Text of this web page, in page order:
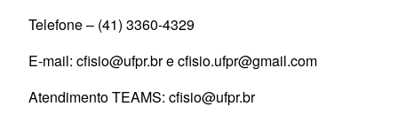
Telefone – (41) 3360-4329
E-mail: cfisio@ufpr.br e cfisio.ufpr@gmail.com
Atendimento TEAMS: cfisio@ufpr.br